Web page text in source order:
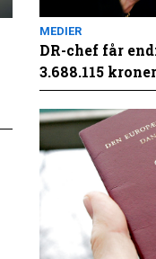
MEDIER
DR-chef får
3.688.115